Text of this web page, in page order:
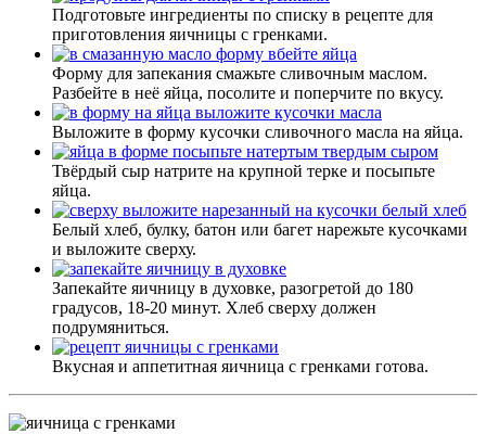
Подготовьте ингредиенты по списку в рецепте для
приготовления яичницы с гренками.
Форму для запекания смажьте сливочным маслом.
Разбейте в неё яйца, посолите и поперчите по вкусу.
Выложите в форму кусочки сливочного масла на яйца.
Твёрдый сыр натрите на крупной терке и посыпьте
яйца.
Белый хлеб, булку, батон или багет нарежьте кусочками
и выложите сверху.
Запекайте яичницу в духовке, разогретой до 180
градусов, 18-20 минут. Хлеб сверху должен
подрумяниться.
Вкусная и аппетитная яичница с гренками готова.